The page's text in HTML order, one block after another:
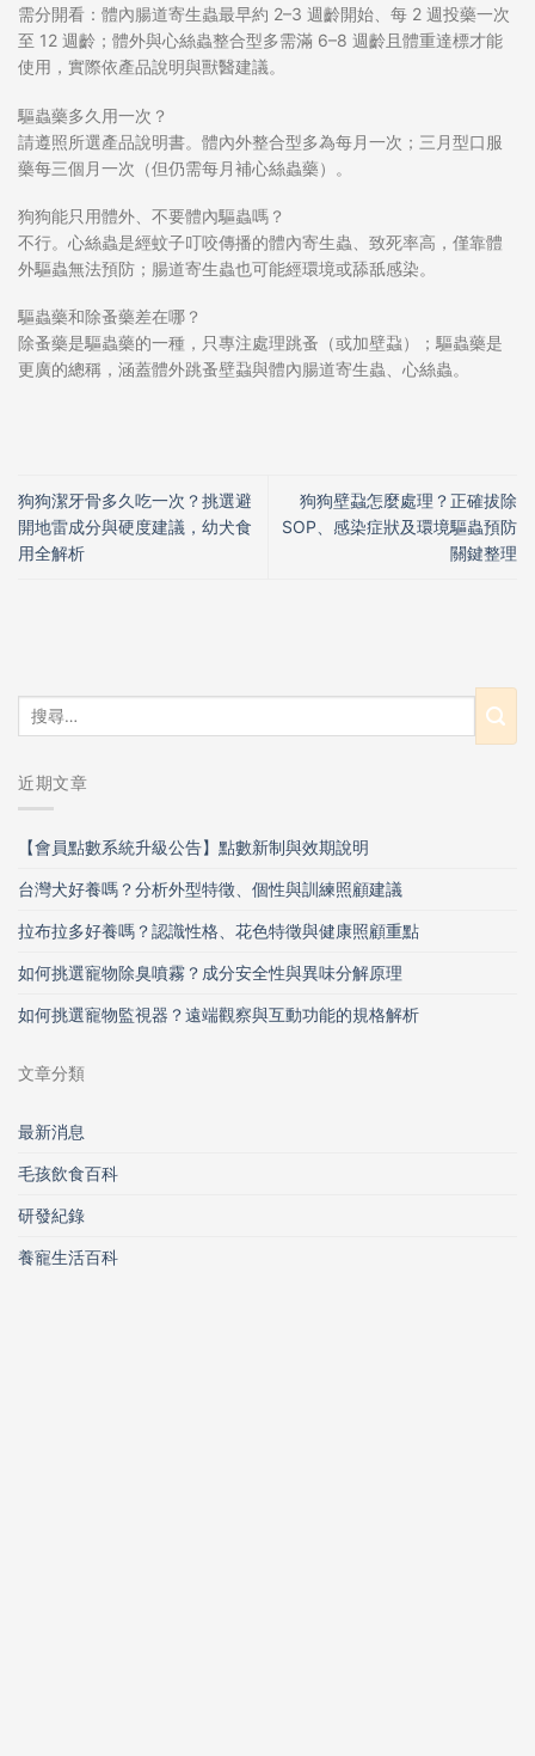
近期文章
【會員點數系統升級公告】點數新制與效期說明
台灣犬好養嗎？分析外型特徵、個性與訓練照顧建議
拉布拉多好養嗎？認識性格、花色特徵與健康照顧重點
如何挑選寵物除臭噴霧？成分安全性與異味分解原理
如何挑選寵物監視器？遠端觀察與互動功能的規格解析
文章分類
最新消息
毛孩飲食百科
研發紀錄
養寵生活百科
需分開看：體內腸道寄生蟲最早約 2–3 週齡開始、每 2 週投藥一次
至 12 週齡；體外與心絲蟲整合型多需滿 6–8 週齡且體重達標才能
使用，實際依產品說明與獸醫建議。
驅蟲藥多久用一次？
請遵照所選產品說明書。體內外整合型多為每月一次；三月型口服
藥每三個月一次（但仍需每月補心絲蟲藥）。
狗狗能只用體外、不要體內驅蟲嗎？
不行。心絲蟲是經蚊子叮咬傳播的體內寄生蟲、致死率高，僅靠體
外驅蟲無法預防；腸道寄生蟲也可能經環境或舔舐感染。
驅蟲藥和除蚤藥差在哪？
除蚤藥是驅蟲藥的一種，只專注處理跳蚤（或加壁蝨）；驅蟲藥是
更廣的總稱，涵蓋體外跳蚤壁蝨與體內腸道寄生蟲、心絲蟲。
狗狗潔牙骨多久吃一次？挑選避
開地雷成分與硬度建議，幼犬食
用全解析
狗狗壁蝨怎麼處理？正確拔除
SOP、感染症狀及環境驅蟲預防
關鍵整理